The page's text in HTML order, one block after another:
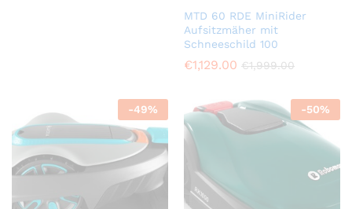
MTD 60 RDE MiniRider
Aufsitzmäher mit
Schneeschild 100
€1,129.00 €1,999.00
-49% -50%